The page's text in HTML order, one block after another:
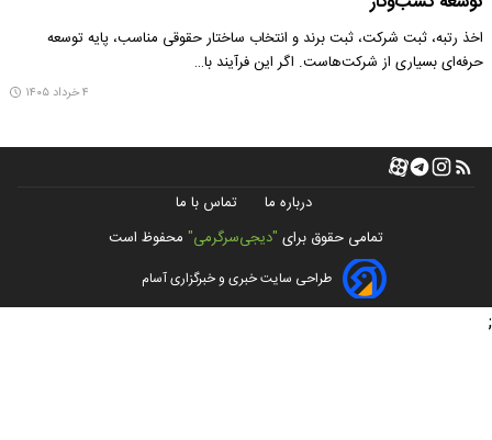
اخذ رتبه، ثبت شرکت، ثبت برند و انتخاب ساختار حقوقی مناسب، پایه توسعه
حرفه‌ای بسیاری از شرکت‌هاست. اگر این فرآیند با…
۴ خرداد ۱۴۰۵
درباره ما
تماس با ما
تمامی حقوق برای "دیجی‌سرگرمی" محفوظ است
طراحی سایت خبری و خبرگزاری آسام
;